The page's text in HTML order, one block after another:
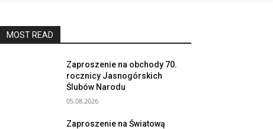
MOST READ
Zaproszenie na obchody 70.
rocznicy Jasnogórskich
Ślubów Narodu
05.08.2026
Zaproszenie na Światową